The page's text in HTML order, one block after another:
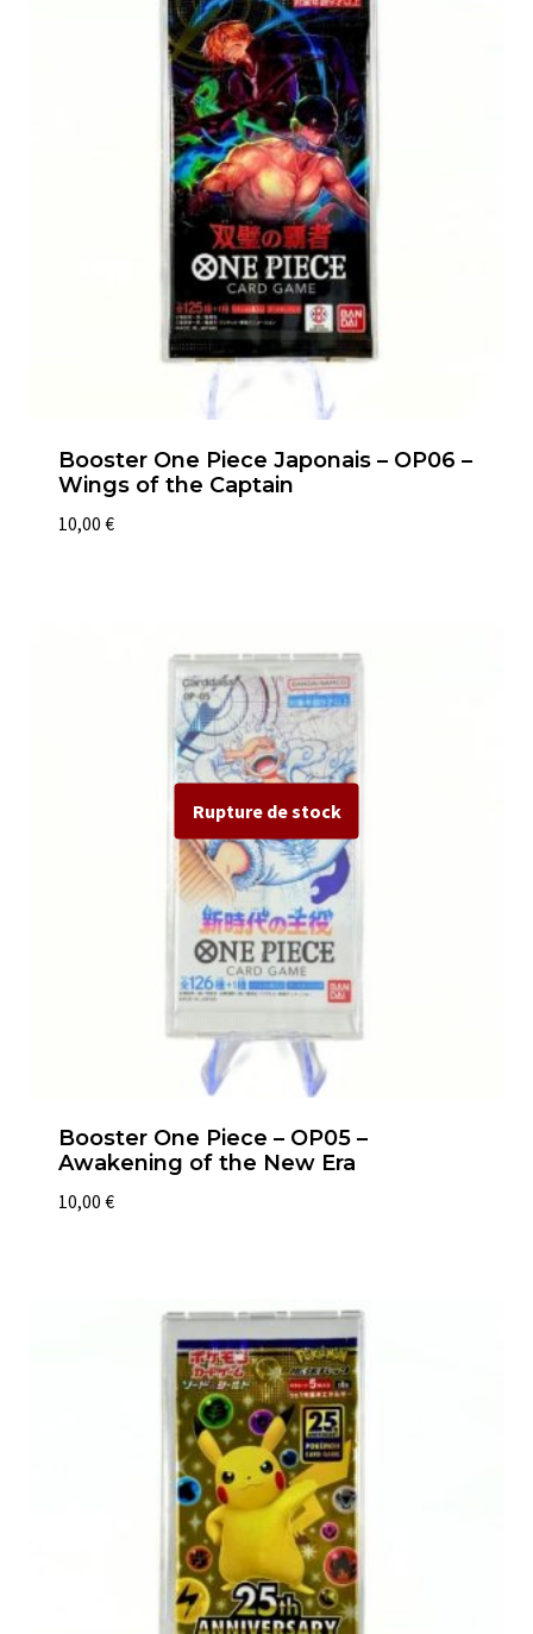
Booster One Piece Japonais – OP06 –
Wings of the Captain
10,00 €
Booster One Piece – OP05 –
Awakening of the New Era
10,00 €